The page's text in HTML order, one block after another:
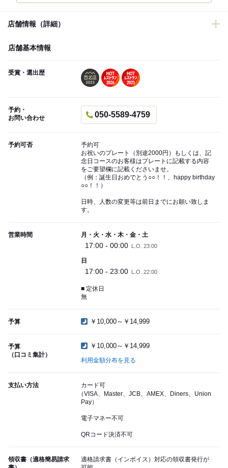
店舗情報（詳細）
店舗基本情報
受賞・選出歴
予約・
お問い合わせ
050-5589-4759
予約可否
予約可
お祝いのプレート（別途2000円）もしくは、記
念日コースのお客様はプレートに記載する内容
をご要望欄に記載くださいませ。
（例：誕生日おめでとう○○！！、happy birthday
○○！！）
日時、人数の変更等は前日までにお願い致しま
す。
営業時間 月・火・水・木・金・土
17:00 - 00:00 L.O. 23:00
日
17:00 - 23:00 L.O. 22:00
■ 定休日
無
予算 ￥10,000～￥14,999
予算
（口コミ集計）
￥10,000～￥14,999
利用金額分布を見る
支払い方法
カード可
（VISA、Master、JCB、AMEX、Diners、Union
Pay）
電子マネー不可
QRコード決済不可
領収書（適格簡易請求
適格請求書（インボイス）対応の領収書発行が